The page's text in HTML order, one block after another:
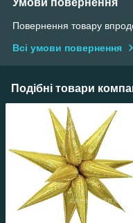
Умови повернення
Повернення товару
Всі умови повернення
Подібні товари